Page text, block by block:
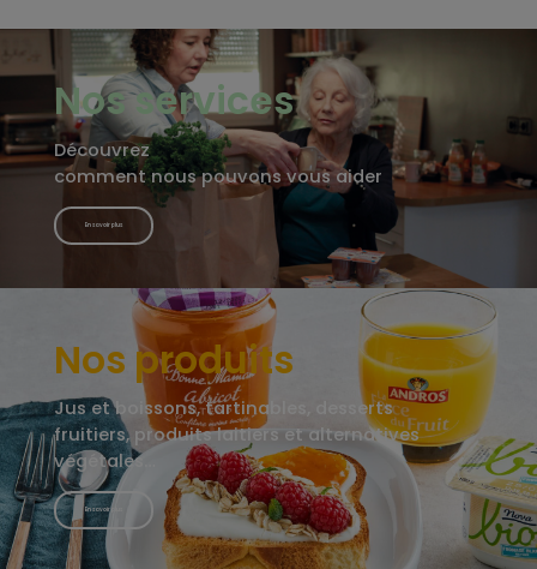
Nos services
Découvrez
comment nous pouvons vous aider
En savoir plus
Nos produits
Jus et boissons, tartinables, desserts
fruitiers, produits laitiers et alternatives
végétales…
En savoir plus